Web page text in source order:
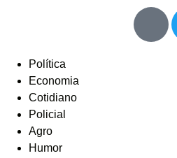
Política
Economia
Cotidiano
Policial
Agro
Humor